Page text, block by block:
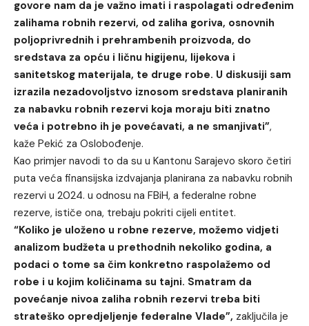
govore nam da je važno imati i raspolagati određenim
zalihama robnih rezervi, od zaliha goriva, osnovnih
poljoprivrednih i prehrambenih proizvoda, do
sredstava za opću i ličnu higijenu, lijekova i
sanitetskog materijala, te druge robe. U diskusiji sam
izrazila nezadovoljstvo iznosom sredstava planiranih
za nabavku robnih rezervi koja moraju biti znatno
veća i potrebno ih je povećavati, a ne smanjivati”,
kaže Pekić za Oslobođenje.
Kao primjer navodi to da su u Kantonu Sarajevo skoro četiri
puta veća finansijska izdvajanja planirana za nabavku robnih
rezervi u 2024. u odnosu na FBiH, a federalne robne
rezerve, ističe ona, trebaju pokriti cijeli entitet.
“Koliko je uloženo u robne rezerve, možemo vidjeti
analizom budžeta u prethodnih nekoliko godina, a
podaci o tome sa čim konkretno raspolažemo od
robe i u kojim količinama su tajni. Smatram da
povećanje nivoa zaliha robnih rezervi treba biti
strateško opredjeljenje federalne Vlade”, zaključila je